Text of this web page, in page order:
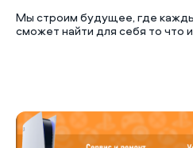
Мы строим будущее, где
сможет найти для себя то что